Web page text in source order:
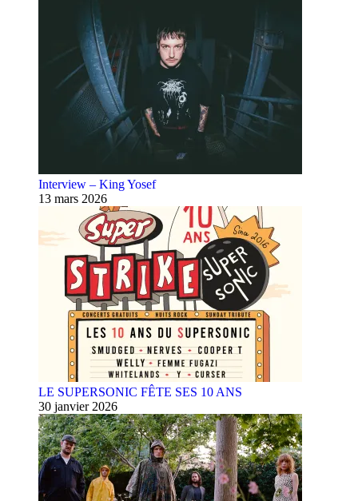
Interview – King Yosef
13 mars 2026
LE SUPERSONIC FÊTE SES 10 ANS
30 janvier 2026